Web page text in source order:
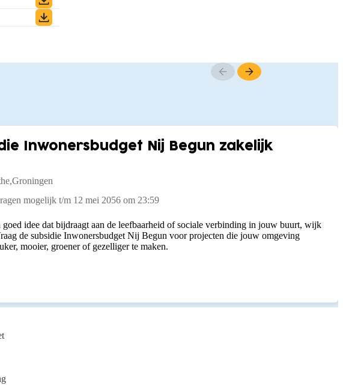
Inwonersbudget Nij Begun zakelijk
Groningen
mogelijk t/m 12 mei 2056 om 23:59
goed idee dat bijdraagt aan de leefbaarheid of sociale verbinding in jouw buurt, wijk
de subsidie Inwonersbudget Nij Begun voor projecten die jouw omgeving
mooier, groener of gezelliger te maken.